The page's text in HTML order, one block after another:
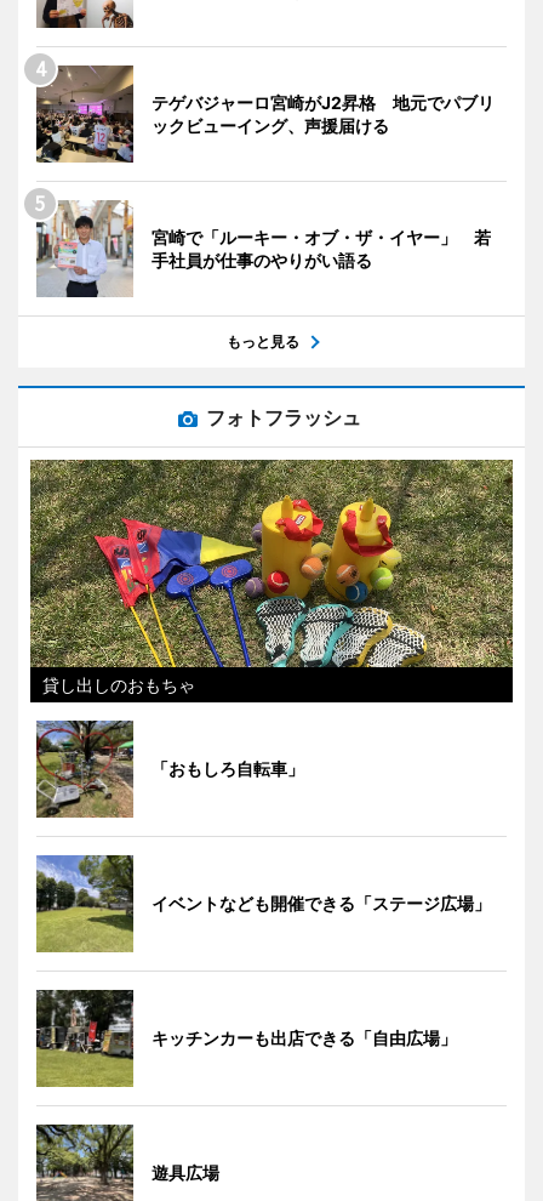
テゲバジャーロ宮崎がJ2昇格 地元でパブリ
ックビューイング、声援届ける
宮崎で「ルーキー・オブ・ザ・イヤー」 若
手社員が仕事のやりがい語る
もっと見る
フォトフラッシュ
貸し出しのおもちゃ
「おもしろ自転車」
イベントなども開催できる「ステージ広場」
キッチンカーも出店できる「自由広場」
遊具広場